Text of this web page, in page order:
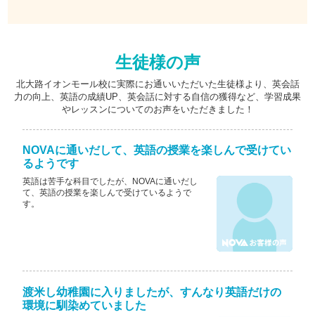
生徒様の声
北大路イオンモール校に実際にお通いいただいた生徒様より、英会話
力の向上、英語の成績UP、英会話に対する自信の獲得など、学習成果
やレッスンについてのお声をいただきました！
NOVAに通いだして、英語の授業を楽しんで受けてい
るようです
英語は苦手な科目でしたが、NOVAに通いだし
て、英語の授業を楽しんで受けているようで
す。
渡米し幼稚園に入りましたが、すんなり英語だけの
環境に馴染めていました